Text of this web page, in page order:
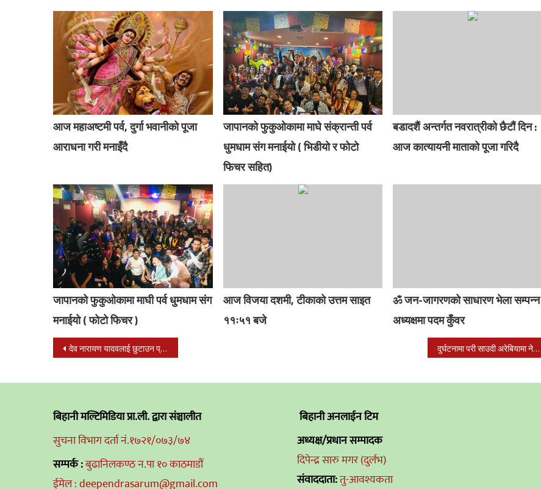
आज महाअष्टमी पर्व, दुर्गा भवानीको पूजा
आराधना गरी मनाइँदै
जापानको फुकुओकामा माघे संक्रान्ती पर्व
धुमधाम संग मनाईयो ( भिडीयो र फोटो
फिचर सहित)
बडादशैं अन्तर्गत नवरात्रीको छैटौं दिन :
आज कात्यायनी माताको पूजा गरिदै
जापानको फुकुओकामा माघी पर्व धुमधाम संग
मनाईयो ( फोटो फिचर )
आज विजया दशमी, टीकाको उत्तम साइत
११ः५१ बजे
ॐ जन-जागरणको साधारण भेला सम्पन्न
अध्यक्षमा पदम कुँवर
Post
देव नारायण यादवलाई छुटाउन प्रचण्ड र गृहमन्त्री शर्माको पहल दुर्घटनामा परी साउदी अरेबियामा नेपालीको मृत्यु
बिहानी मल्टिमिडिया प्रा.ली. द्वारा संञ्चालीत
सुचना विभाग दर्ता नं.१७२१/०७३/७४
सम्पर्क :बुढानिलकण्ठ न.पा १० काठमाडौं
ईमेल : deependrasarum@gmail.com
बिहानी अनलाईन टिम
अध्यक्ष/प्रधान सम्पादक
दिपेन्द्र सारु मगर (दुर्लभ)
संवाददाता:तु-आवश्यकता